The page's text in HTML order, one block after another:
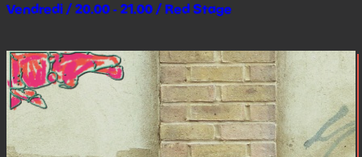
Vendredi / 20.00 - 21.00 / Red Stage